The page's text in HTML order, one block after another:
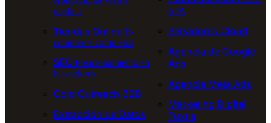
medida
Tiendas Online E-
commerce completos
SEO Posicionamiento en
buscadores
Cold Outreach B2B
Extracción de Datos
e IA
Servidores Cloud
Agencia de Google
Ads
Agencia Meta Ads
Marketing Digital
Tuxtla